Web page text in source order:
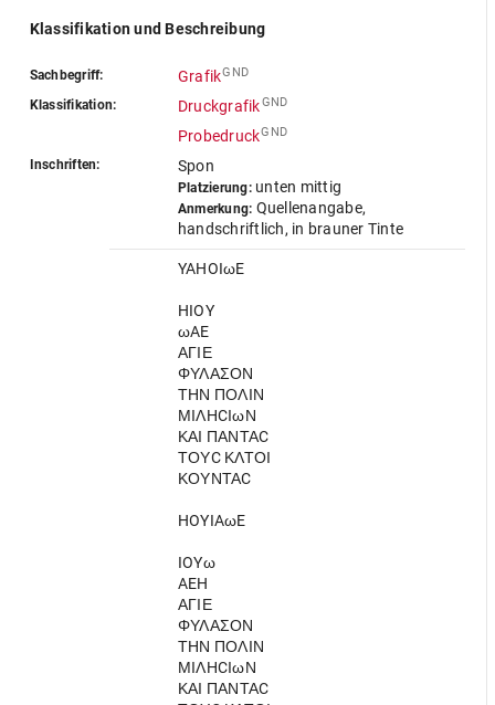
Klassifikation und Beschreibung
Sachbegriff: GrafikGND
Klassifikation: DruckgrafikGND
ProbedruckGND
Inschriften: Spon
Platzierung:unten mittig
Anmerkung: Quellenangabe,
handschriftlich, in brauner Tinte
YAHOIωE
HIOY
ωAE
ΑΓΙΕ
ΦΥΛΑΣΟΝ
ΤΗΝ ΠΟΛΙΝ
ΜΙΛΗCΙωΝ
ΚΑΙ ΠΑΝΤΑC
ΤΟΥC ΚΛΤΟΙ
ΚΟΥΝΤΑC
HOYIAωE
IOYω
AEH
ΑΓΙΕ
ΦΥΛΑΣΟΝ
ΤΗΝ ΠΟΛΙΝ
ΜΙΛΗCΙωΝ
ΚΑΙ ΠΑΝΤΑC